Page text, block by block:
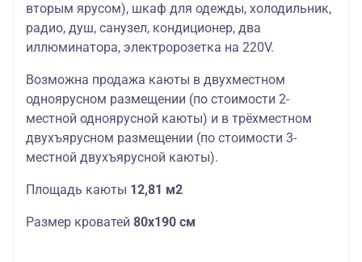
вторым ярусом), шкаф для одежды, холодильник,
радио, душ, санузел, кондиционер, два
иллюминатора, электророзетка на 220V.
Возможна продажа каюты в двухместном
одноярусном размещении (по стоимости 2-
местной одноярусной каюты) и в трёхместном
двухъярусном размещении (по стоимости 3-
местной двухъярусной каюты).
Площадь каюты 12,81 м2
Размер кроватей 80х190 см